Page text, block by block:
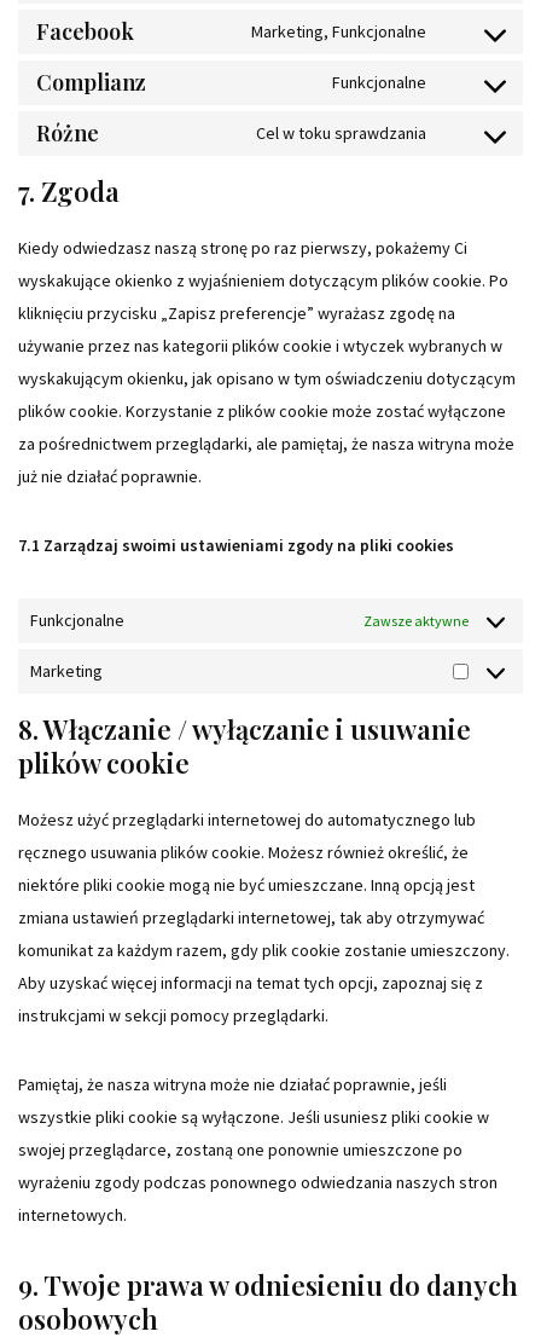
Facebook Marketing, Funkcjonalne
Complianz Funkcjonalne
Różne Cel w toku sprawdzania
7. Zgoda
Kiedy odwiedzasz naszą stronę po raz pierwszy, pokażemy Ci
wyskakujące okienko z wyjaśnieniem dotyczącym plików cookie. Po
kliknięciu przycisku „Zapisz preferencje” wyrażasz zgodę na
używanie przez nas kategorii plików cookie i wtyczek wybranych w
wyskakującym okienku, jak opisano w tym oświadczeniu dotyczącym
plików cookie. Korzystanie z plików cookie może zostać wyłączone
za pośrednictwem przeglądarki, ale pamiętaj, że nasza witryna może
już nie działać poprawnie.
7.1 Zarządzaj swoimi ustawieniami zgody na pliki cookies
Funkcjonalne Zawsze aktywne
Marketing
8. Włączanie / wyłączanie i usuwanie
plików cookie
Możesz użyć przeglądarki internetowej do automatycznego lub
ręcznego usuwania plików cookie. Możesz również określić, że
niektóre pliki cookie mogą nie być umieszczane. Inną opcją jest
zmiana ustawień przeglądarki internetowej, tak aby otrzymywać
komunikat za każdym razem, gdy plik cookie zostanie umieszczony.
Aby uzyskać więcej informacji na temat tych opcji, zapoznaj się z
instrukcjami w sekcji pomocy przeglądarki.
Pamiętaj, że nasza witryna może nie działać poprawnie, jeśli
wszystkie pliki cookie są wyłączone. Jeśli usuniesz pliki cookie w
swojej przeglądarce, zostaną one ponownie umieszczone po
wyrażeniu zgody podczas ponownego odwiedzania naszych stron
internetowych.
9. Twoje prawa w odniesieniu do danych
osobowych